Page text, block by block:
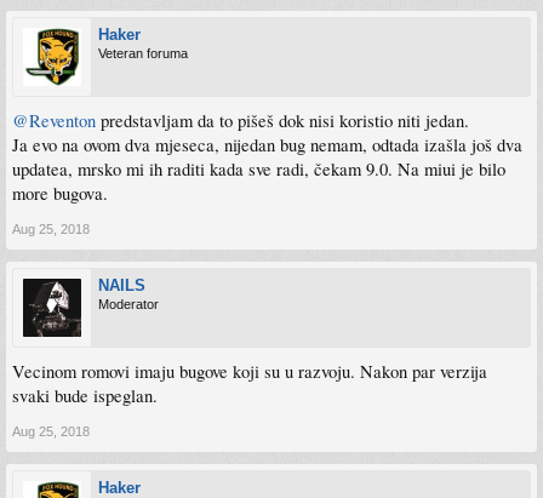
Haker
Veteran foruma
@Reventon predstavljam da to pišeš dok nisi koristio niti jedan.
Ja evo na ovom dva mjeseca, nijedan bug nemam, odtada izašla još dva
updatea, mrsko mi ih raditi kada sve radi, čekam 9.0. Na miui je bilo
more bugova.
Aug 25, 2018
NAILS
Moderator
Vecinom romovi imaju bugove koji su u razvoju. Nakon par verzija
svaki bude ispeglan.
Aug 25, 2018
Haker